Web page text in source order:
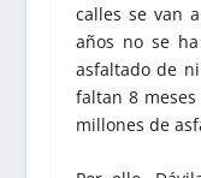
calles se van
años no se
asfaltado de
faltan 8
millones de